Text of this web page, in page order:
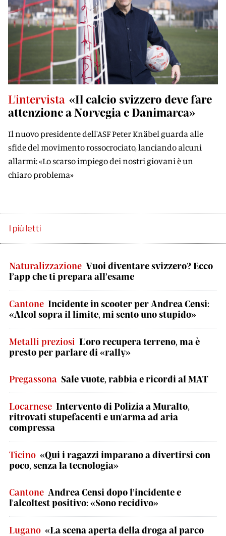
L'intervista «Il calcio svizzero deve fare
attenzione a Norvegia e Danimarca»
Il nuovo presidente dell'ASF Peter Knäbel guarda alle
sfide del movimento rossocrociato, lanciando alcuni
allarmi: «Lo scarso impiego dei nostri giovani è un
chiaro problema»
I più letti
Naturalizzazione Vuoi diventare svizzero? Ecco
l’app che ti prepara all’esame
Cantone Incidente in scooter per Andrea Censi:
«Alcol sopra il limite, mi sento uno stupido»
Metalli preziosi L'oro recupera terreno, ma è
presto per parlare di «rally»
Pregassona Sale vuote, rabbia e ricordi al MAT
Locarnese Intervento di Polizia a Muralto,
ritrovati stupefacenti e un'arma ad aria
compressa
Ticino «Qui i ragazzi imparano a divertirsi con
poco, senza la tecnologia»
Cantone Andrea Censi dopo l’incidente e
l'alcoltest positivo: «Sono recidivo»
Lugano «La scena aperta della droga al parco